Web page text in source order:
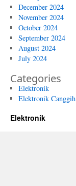
December 2024
November 2024
October 2024
September 2024
August 2024
July 2024
Categories
Elektronik
Elektronik Canggih
Elektronik